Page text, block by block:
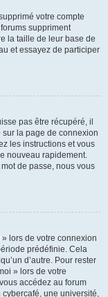
votre compte
suppriment
la taille de leur base de
et essayez de participer
pas être récupéré, il
la page de connexion
les instructions et vous
nouveau rapidement.
de passe, nous vous
lors de votre connexion
prédéfinie. Cela
d’autre. Pour rester
» lors de votre
accédez au forum
une université,